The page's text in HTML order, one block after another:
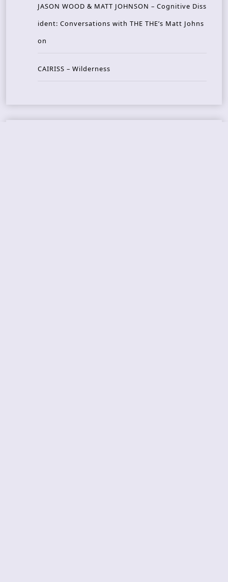
JASON WOOD & MATT JOHNSON – Cognitive Diss
ident: Conversations with THE THE’s Matt Johns
on
CAIRISS – Wilderness